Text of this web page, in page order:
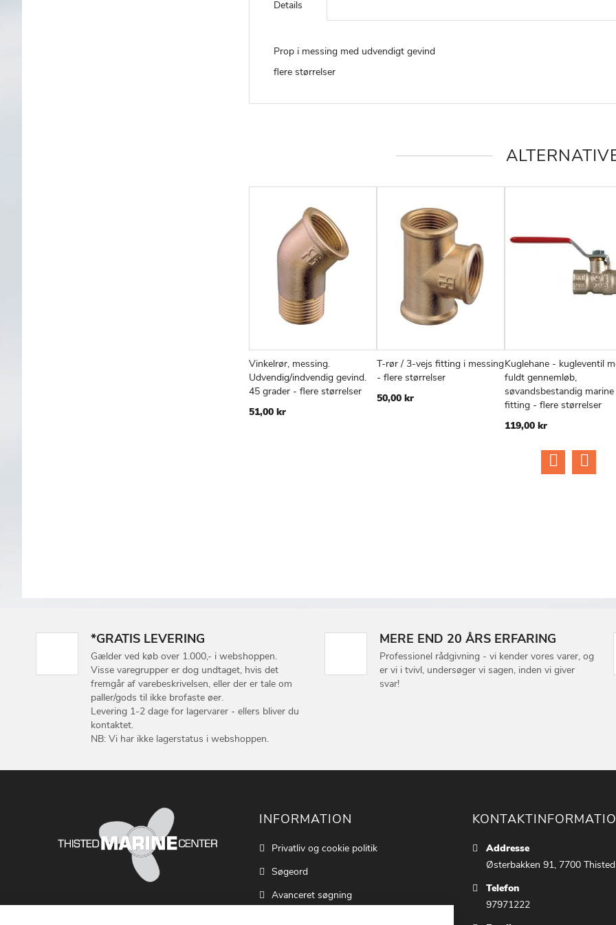
Details
Prop i messing med udvendigt gevind
flere størrelser
Læg i kurv
TILFØJ
TIL
SAMMENLIGN
Vinkelrør, messing.
Udvendig/indvendig gevind.
45 grader - flere størrelser
51,00 kr
Læg i kurv
TILFØJSAMMENLIGN
T-rør / 3-vejs fitting i messing
- flere størrelser
50,00 kr
Læg i kurv
TIL
Kuglehane - kugleventil
fuldt gennemløb,
søvandsbestandig marine
fitting - flere størrelser
119,00 kr
*GRATIS LEVERING
Gælder ved køb over 1.000,- i webshoppen.
Visse varegrupper er dog undtaget, hvis det
fremgår af varebeskrivelsen, eller der er tale om
paller/gods til ikke brofaste øer.
Levering 1-2 dage for lagervarer - ellers bliver du
kontaktet.
NB: Vi har ikke lagerstatus i webshoppen.
MERE END 20 ÅRS ERFARING
Professionel rådgivning - vi kender vores varer, og
er vi i tvivl, undersøger vi sagen, inden vi giver
svar!
INFORMATION
Privatliv og cookie politik
Søgeord
Avanceret søgning
Addresse
Østerbakken 91, 7700 Thisted
Telefon
97971222